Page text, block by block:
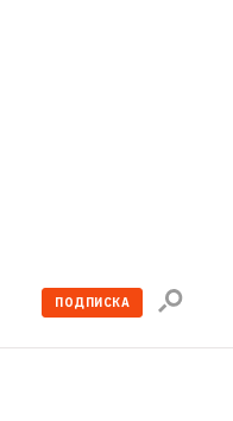
ПОДПИСКА
Поиск
по